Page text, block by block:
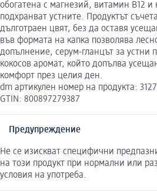
обогатена с магнезий, витамин В12 и
подхранват устните. Продуктът
дълготраен цвят, без да оставя
във формата на капка позволява
допълнение, серум-гланцът за устни
кокосов аромат, който допълва
комфорт през целия ден.
dm артикулен номер на продукта:
GTIN: 800897279387
Предупреждение
Не се изискват специфични
на този продукт при нормални или
условия на употреба.